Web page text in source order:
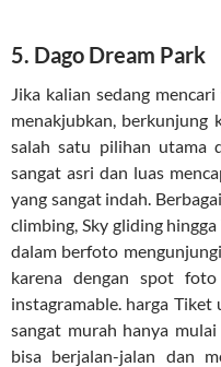
5. Dago Dream Park
Jika kalian sedang
menakjubkan, berkunjung
salah satu pilihan utama
sangat asri dan luas
yang sangat indah.
climbing, Sky gliding
dalam berfoto
karena dengan spot
instagramable. harga
sangat murah hanya
bisa berjalan-jalan dan